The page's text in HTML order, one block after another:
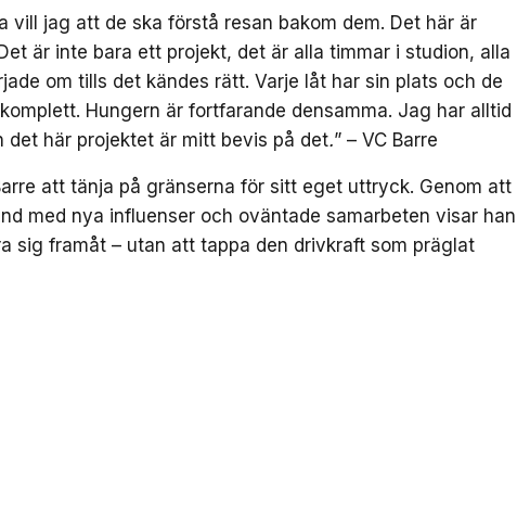
vill jag att de ska förstå resan bakom dem. Det här är
är inte bara ett projekt, det är alla timmar i studion, alla
om tills det kändes rätt. Varje låt har sin plats och de
Hungern är fortfarande densamma. Jag har alltid
här projektet är mitt bevis på det.” – VC Barre
att tänja på gränserna för sitt eget uttryck. Genom att
med nya influenser och oväntade samarbeten visar han
sig framåt – utan att tappa den drivkraft som präglat